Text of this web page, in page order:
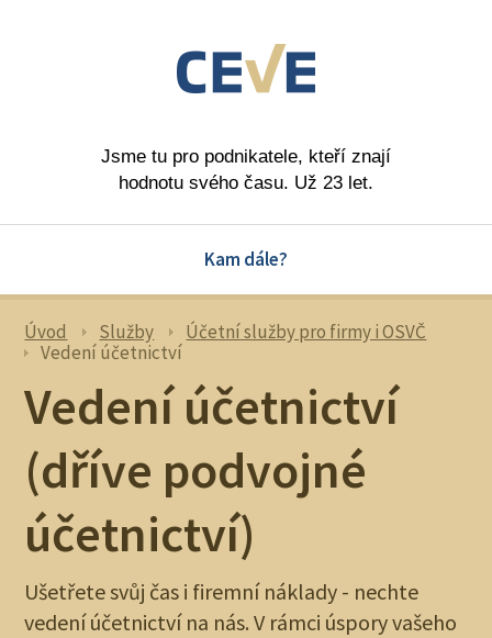
Jsme tu pro podnikatele, kteří znají
hodnotu svého času. Už 23 let.
Kam dále?
Úvod Služby
Účetní služby pro firmy i OSVČ
Vedení účetnictví
Vedení účetnictví
(dříve podvojné
účetnictví)
Ušetřete svůj čas i firemní náklady - nechte
vedení účetnictví na nás. V rámci úspory vašeho